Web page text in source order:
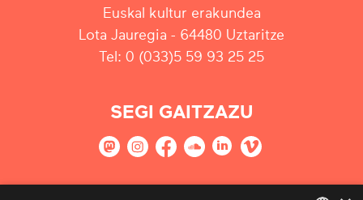
Euskal kultur erakundea
Lota Jauregia - 64480 Uztaritze
Tel: 0 (033)5 59 93 25 25
SEGI GAITZAZU